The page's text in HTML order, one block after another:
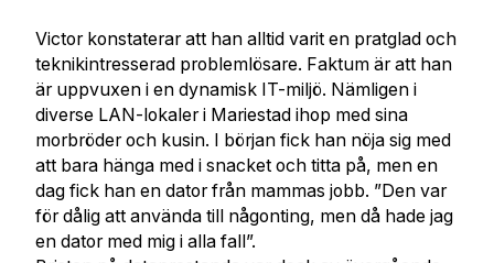
Victor konstaterar att han alltid varit en pratglad och
teknikintresserad problemlösare. Faktum är att han
är uppvuxen i en dynamisk IT-miljö. Nämligen i
diverse LAN-lokaler i Mariestad ihop med sina
morbröder och kusin. I början fick han nöja sig med
att bara hänga med i snacket och titta på, men en
dag fick han en dator från mammas jobb. ”Den var
för dålig att använda till någonting, men då hade jag
en dator med mig i alla fall”.